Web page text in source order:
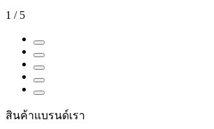
1 / 5
สินค้าแบรนด์เรา